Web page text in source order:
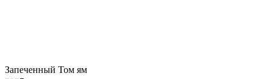
Запеченный Том ям